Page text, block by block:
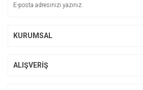
KURUMSAL
ALIŞVERİŞ